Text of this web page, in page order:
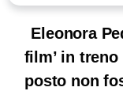
Eleonora
film’ in treno
posto non